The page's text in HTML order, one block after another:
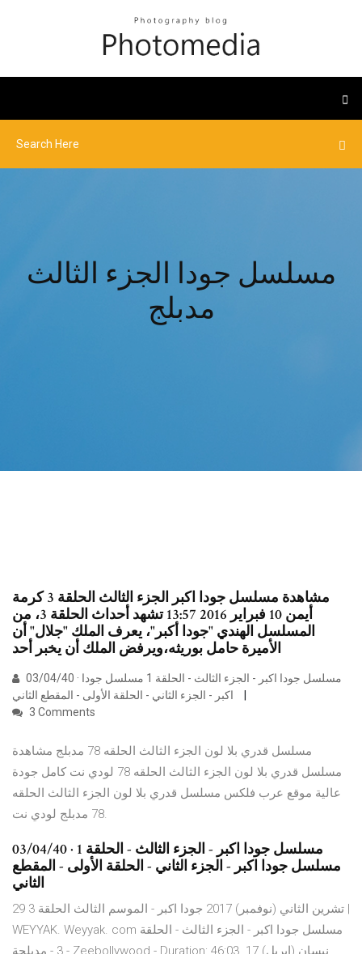
مسلسل جودا الجزء الثالث
مدبلج
مشاهدة مسلسل جودا اكبر الجزء الثالث الحلقة 3 كرمة
أيمن 10 فبراير 2016 13:57 تشهد أحداث الحلقة 3، من
المسلسل الهندي "جودا أكبر"، يعرف الملك "جلال" أن
الأميرة حامل بوريثه،ويرفض الملك أن يخبر أحد
03/04/40 · مسلسل جودا اكبر - الجزء الثالث - الحلقة 1 مسلسل جودا
3 Comments
مسلسل قدري بلا لون الجزء الثالث الحلقه 78 مدبلج مشاهدة
مسلسل قدري بلا لون الجزء الثالث الحلقه 78 لودي نت كامل جودة
عالية موقع عرب فلكس مسلسل قدري بلا لون الجزء الثالث الحلقه
78 مدبلج لودي نت.
03/04/40 · مسلسل جودا اكبر - الجزء الثالث - الحلقة 1
مسلسل جودا اكبر - الجزء الثاني - الحلقة الأولى - المقطع
الثاني
29 تشرين الثاني (نوفمبر) 2017 جودا اكبر - الموسم الثالث الحلقة 3 |
WEYYAK. Weyyak. com مسلسل جودا اكبر - الجزء الثالث - الحلقة